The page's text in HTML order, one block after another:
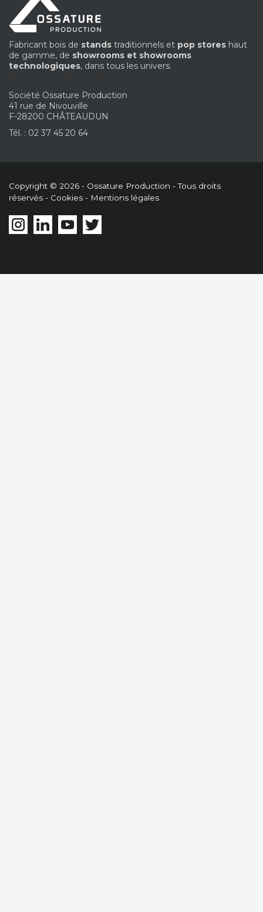
Fabricant bois de stands traditionnels et pop stores haut
de gamme, de showrooms et showrooms
technologiques, dans tous les univers.
Société Ossature Production
41 rue de Nivouville
F-28200 CHÂTEAUDUN
Tél. : 02 37 45 20 64
Copyright © 2026 - Ossature Production - Tous droits
réservés - Cookies - Mentions légales